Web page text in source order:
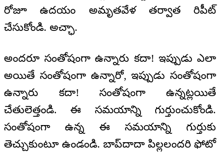
రోజూ ఉదయం అమృతవేళ తర్వాత రిపీట్
చేసుకోండి. అచ్ఛా.
అందరూ సంతోషంగా ఉన్నారు కదా! ఇప్పుడు ఎలా
అయితే సంతోషంగా ఉన్నారో, ఇప్పుడు సంతోషంగా
ఉన్నారు కదా! సంతోషంగా ఉన్నట్లయితే
చేతులెత్తండి. ఈ సమయాన్ని గుర్తుంచుకోండి.
సంతోషంగా ఉన్న ఈ సమయాన్ని గుర్తుకు
తెచ్చుకుంటూ ఉండండి. బాప్‌దాదా పిల్లలందరి ఫోటో